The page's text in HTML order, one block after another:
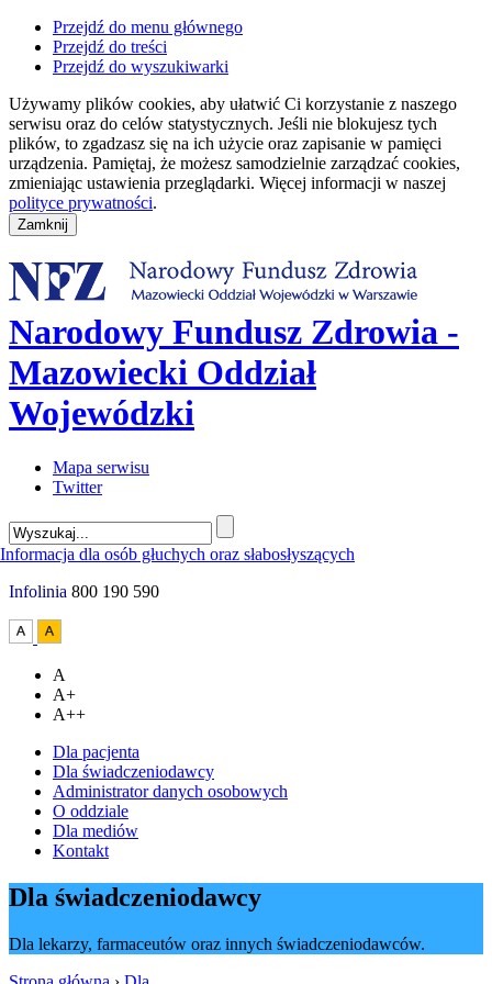
Przejdź do menu głównego
Przejdź do treści
Przejdź do wyszukiwarki
Używamy plików cookies, aby ułatwić Ci korzystanie z naszego
serwisu oraz do celów statystycznych. Jeśli nie blokujesz tych
plików, to zgadzasz się na ich użycie oraz zapisanie w pamięci
urządzenia. Pamiętaj, że możesz samodzielnie zarządzać cookies,
zmieniając ustawienia przeglądarki. Więcej informacji w naszej
polityce prywatności.
Narodowy Fundusz Zdrowia -
Mazowiecki Oddział
Wojewódzki
Mapa serwisu
Twitter
Infolinia 800 190 590
A
A+
A++
Dla pacjenta
Dla świadczeniodawcy
Administrator danych osobowych
O oddziale
Dla mediów
Kontakt
Dla świadczeniodawcy
Dla lekarzy, farmaceutów oraz innych świadczeniodawców.